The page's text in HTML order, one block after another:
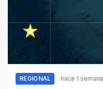
REGIONAL hace 1 semana